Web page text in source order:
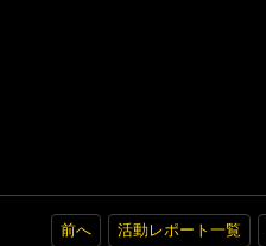
前へ 活動レポート一覧